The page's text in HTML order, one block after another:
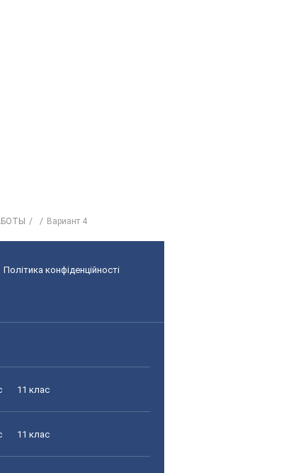
Вариант 4
Політика конфіденційності
11 клас
11 клас